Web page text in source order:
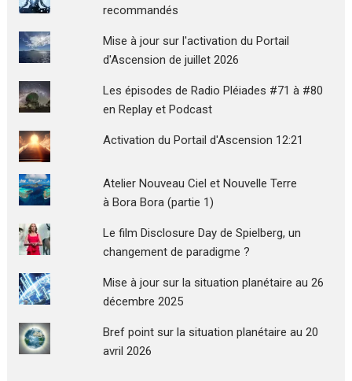
recommandés
Mise à jour sur l'activation du Portail
d'Ascension de juillet 2026
Les épisodes de Radio Pléiades #71 à #80
en Replay et Podcast
Activation du Portail d'Ascension 12:21
Atelier Nouveau Ciel et Nouvelle Terre
à Bora Bora (partie 1)
Le film Disclosure Day de Spielberg, un
changement de paradigme ?
Mise à jour sur la situation planétaire au 26
décembre 2025
Bref point sur la situation planétaire au 20
avril 2026